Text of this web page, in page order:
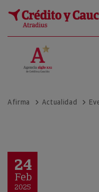
Afirma
Afirma Actualidad
24
Feb
2025